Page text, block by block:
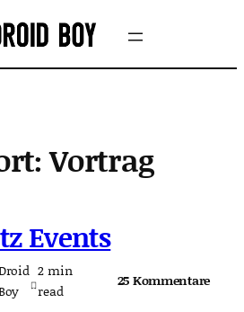
Vortrag
Events
2min
read
25 Kommentare